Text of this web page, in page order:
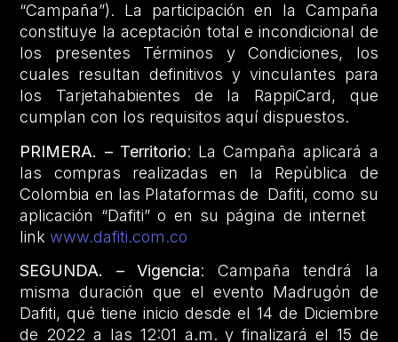
“Campaña”). La participación en la Campaña
constituye la aceptación total e incondicional de
los presentes Términos y Condiciones, los
cuales resultan definitivos y vinculantes para
los Tarjetahabientes de la RappiCard, que
cumplan con los requisitos aquí dispuestos.
PRIMERA. – Territorio: La Campaña aplicará a
las compras realizadas en la Repùblica de
Colombia en las Plataformas de Dafiti, como su
aplicación “Dafiti” o en su página de internet
link www.dafiti.com.co
SEGUNDA. – Vigencia: Campaña tendrá la
misma duración que el evento Madrugón de
Dafiti, qué tiene inicio desde el 14 de Diciembre
de 2022 a las 12:01 a.m. y finalizará el 15 de